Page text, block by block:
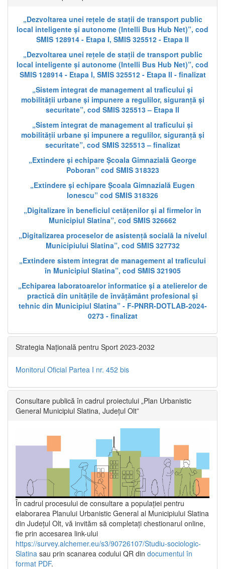
„Dezvoltarea unei rețele de stații de transport public
local inteligente și autonome (Intelli Bus Hub Net)”, cod
SMIS 128914 - Etapa I, SMIS 325512 - Etapa II
„Dezvoltarea unei rețele de stații de transport public
local inteligente și autonome (Intelli Bus Hub Net)”, cod
SMIS 128914 - Etapa I, SMIS 325512 - Etapa II - finalizat
„Sistem integrat de management al traficului și
mobilității urbane și impunere a regulilor, siguranță și
securitate”, cod SMIS 325513 – Etapa II
„Sistem integrat de management al traficului și
mobilității urbane și impunere a regulilor, siguranță și
securitate”, cod SMIS 325513 – finalizat
„Extindere și echipare Școala Gimnazială George
Poboran” cod SMIS 318323
„Extindere și echipare Școala Gimnazială Eugen
Ionescu” cod SMIS 318326
„Digitalizare în beneficiul cetățenilor și al firmelor în
Municipiul Slatina”, cod SMIS 326662
„Digitalizarea proceselor de asistență socială la nivelul
Municipiului Slatina”, cod SMIS 327732
„Extindere sistem integrat de management al traficului
în Municipiul Slatina”, cod SMIS 321905
„Echiparea laboratoarelor informatice și a atelierelor de
practică din unitățile de învățământ profesional și
tehnic din Municipiul Slatina” - F-PNRR-DOTLAB-2024-
0273 - finalizat
Strategia Națională pentru Sport 2023-2032
Monitorul Oficial Partea I nr. 452 bis
Consultare publică în cadrul proiectului „Plan Urbanistic
General Municipiul Slatina, Județul Olt”
În cadrul procesului de consultare a populaţiei pentru
elaborarea Planului Urbanistic General al Municipiului Slatina
din Județul Olt, vă invităm să completați chestionarul online,
fie prin accesarea link-ului
https://survey.alchemer.eu/s3/90726107/Studiu-sociologic-
Slatina sau prin scanarea codului QR din documentul în
format PDF.